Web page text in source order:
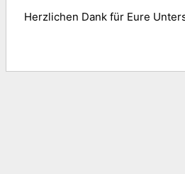
Herzlichen Dank für Eure